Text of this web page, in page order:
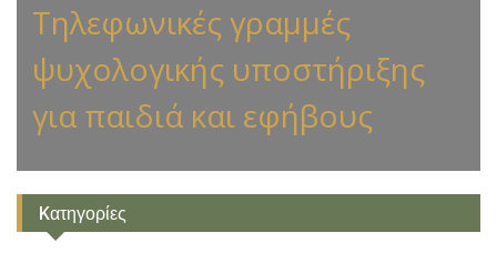
Τηλεφωνικές γραμμές
ψυχολογικής υποστήριξης
για παιδιά και εφήβους
Kατηγορίες